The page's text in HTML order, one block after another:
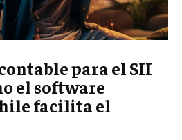
para el SII
el software
facilita el